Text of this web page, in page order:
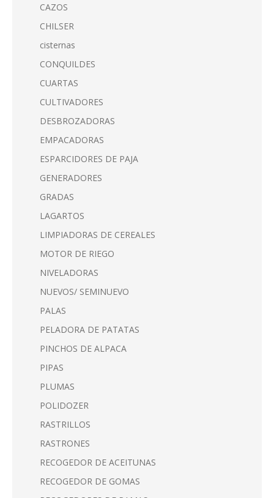
CAZOS
CHILSER
cisternas
CONQUILDES
CUARTAS
CULTIVADORES
DESBROZADORAS
EMPACADORAS
ESPARCIDORES DE PAJA
GENERADORES
GRADAS
LAGARTOS
LIMPIADORAS DE CEREALES
MOTOR DE RIEGO
NIVELADORAS
NUEVOS/ SEMINUEVO
PALAS
PELADORA DE PATATAS
PINCHOS DE ALPACA
PIPAS
PLUMAS
POLIDOZER
RASTRILLOS
RASTRONES
RECOGEDOR DE ACEITUNAS
RECOGEDOR DE GOMAS